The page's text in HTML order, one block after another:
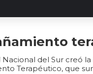
Nacional del Sur creó
Terapéutico, que